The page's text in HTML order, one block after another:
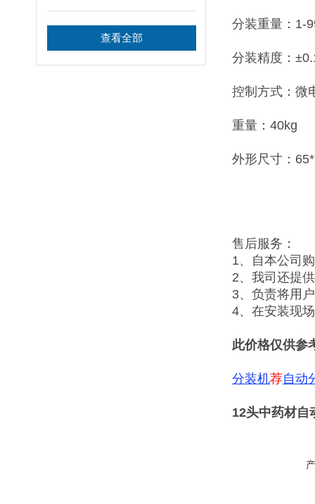
查看全部
分装重量：1-
分装精度：
控制方式：微
重量：40kg
外形尺寸：
售后服务：
1、自本公司
2、我司还提
3、负责将用
4、在安装现
此价格仅供参
分装机荐自动
12头中药材自